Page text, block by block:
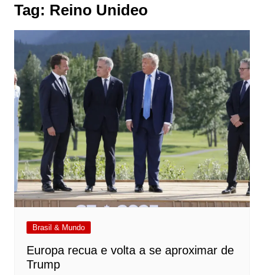
Tag: Reino Unideo
Brasil & Mundo
Europa recua e volta a se aproximar de
Trump